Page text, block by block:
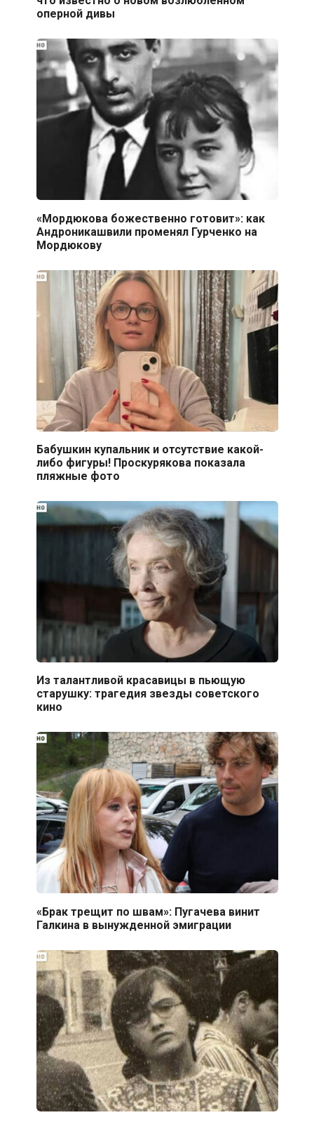
оперной дивы
«Мордюкова божественно готовит»: как
Андроникашвили променял Гурченко на
Мордюкову
Бабушкин купальник и отсутствие какой-
либо фигуры! Проскурякова показала
пляжные фото
Из талантливой красавицы в пьющую
старушку: трагедия звезды советского
кино
«Брак трещит по швам»: Пугачева винит
Галкина в вынужденной эмиграции